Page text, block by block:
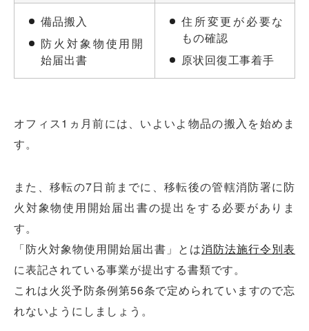
備品搬入
防火対象物使用開
始届出書
住所変更が必要な
もの確認
原状回復工事着手
オフィス1ヵ月前には、いよいよ物品の搬入を始めま
す。
また、移転の7日前までに、移転後の管轄消防署に防
火対象物使用開始届出書の提出をする必要がありま
す。
「防火対象物使用開始届出書」とは消防法施行令別表
に表記されている事業が提出する書類です。
これは火災予防条例第56条で定められていますので忘
れないようにしましょう。